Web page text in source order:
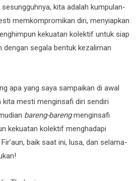
kita adalah kumpulan-
memkompromikan diri, menyiapkan
kekuatan kolektif untuk siap
dengan segala bentuk kezaliman
apa yang saya sampaikan di awal
mesti menginsafi diri sendiri
bareng-barengmenginsafi
kekuatan kolektif menghadapi
baik saat ini, lusa, dan selama-